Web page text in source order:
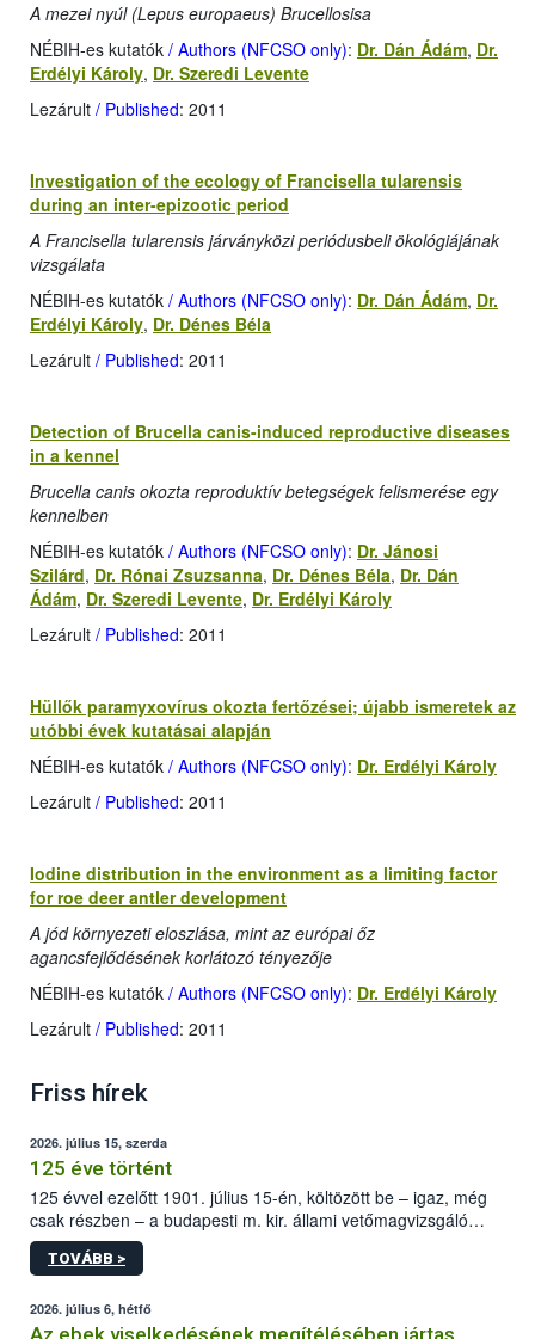
A mezei nyúl (Lepus europaeus) Brucellosisa
NÉBIH-es kutatók / Authors (NFCSO only): Dr. Dán Ádám, Dr.
Erdélyi Károly, Dr. Szeredi Levente
Lezárult / Published: 2011
Investigation of the ecology of Francisella tularensis
during an inter-epizootic period
A Francisella tularensis járványközi periódusbeli ökológiájának
vizsgálata
NÉBIH-es kutatók / Authors (NFCSO only): Dr. Dán Ádám, Dr.
Erdélyi Károly, Dr. Dénes Béla
Lezárult / Published: 2011
Detection of Brucella canis-induced reproductive diseases
in a kennel
Brucella canis okozta reproduktív betegségek felismerése egy
kennelben
NÉBIH-es kutatók / Authors (NFCSO only): Dr. Jánosi
Szilárd, Dr. Rónai Zsuzsanna, Dr. Dénes Béla, Dr. Dán
Ádám, Dr. Szeredi Levente, Dr. Erdélyi Károly
Lezárult / Published: 2011
Hüllők paramyxovírus okozta fertőzései; újabb ismeretek az
utóbbi évek kutatásai alapján
NÉBIH-es kutatók / Authors (NFCSO only): Dr. Erdélyi Károly
Lezárult / Published: 2011
Iodine distribution in the environment as a limiting factor
for roe deer antler development
A jód környezeti eloszlása, mint az európai őz
agancsfejlődésének korlátozó tényezője
NÉBIH-es kutatók / Authors (NFCSO only): Dr. Erdélyi Károly
Lezárult / Published: 2011
Friss hírek
2026. július 15, szerda
125 éve történt
125 évvel ezelőtt 1901. július 15-én, költözött be – igaz, még
csak részben – a budapesti m. kir. állami vetőmagvizsgáló
állomás a Kis Rókus utca 15. szám alatti, Czigler Győző által
tervezett új épületébe.
TOVÁBB >
2026. július 6, hétfő
Az ebek viselkedésének megítélésében jártas